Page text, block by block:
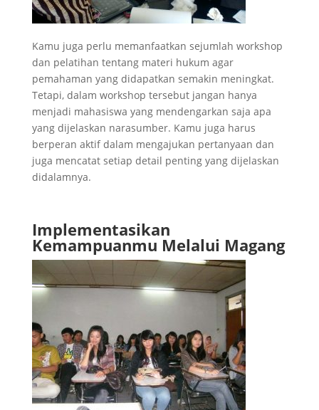
Kamu juga perlu memanfaatkan sejumlah workshop
dan pelatihan tentang materi hukum agar
pemahaman yang didapatkan semakin meningkat.
Tetapi, dalam workshop tersebut jangan hanya
menjadi mahasiswa yang mendengarkan saja apa
yang dijelaskan narasumber. Kamu juga harus
berperan aktif dalam mengajukan pertanyaan dan
juga mencatat setiap detail penting yang dijelaskan
didalamnya.
Implementasikan
Kemampuanmu Melalui Magang